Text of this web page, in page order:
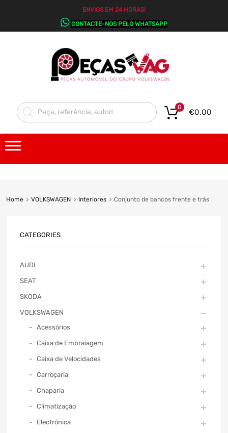
ENVIOS EM 24 HORAS!
CONTACTE-NOS PELO WHATSAPP
€0.00
0
Home VOLKSWAGEN Interiores Conjunto de bancos frente e trás
CATEGORIES
AUDI
SEAT
SKODA
VOLKSWAGEN
Acessórios
Caixa de Embraiagem
Caixa de Velocidades
Carroçaria
Chaparia
Climatização
Electrónica